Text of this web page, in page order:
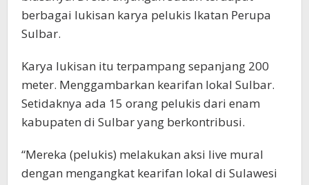
berbagai lukisan karya pelukis Ikatan Perupa
Sulbar.
Karya lukisan itu terpampang sepanjang 200
meter. Menggambarkan kearifan lokal Sulbar.
Setidaknya ada 15 orang pelukis dari enam
kabupaten di Sulbar yang berkontribusi.
“Mereka (pelukis) melakukan aksi live mural
dengan mengangkat kearifan lokal di Sulawesi